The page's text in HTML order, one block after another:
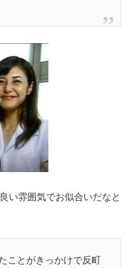
い雰囲気でお似合いだなと
ことがきっかけで反町